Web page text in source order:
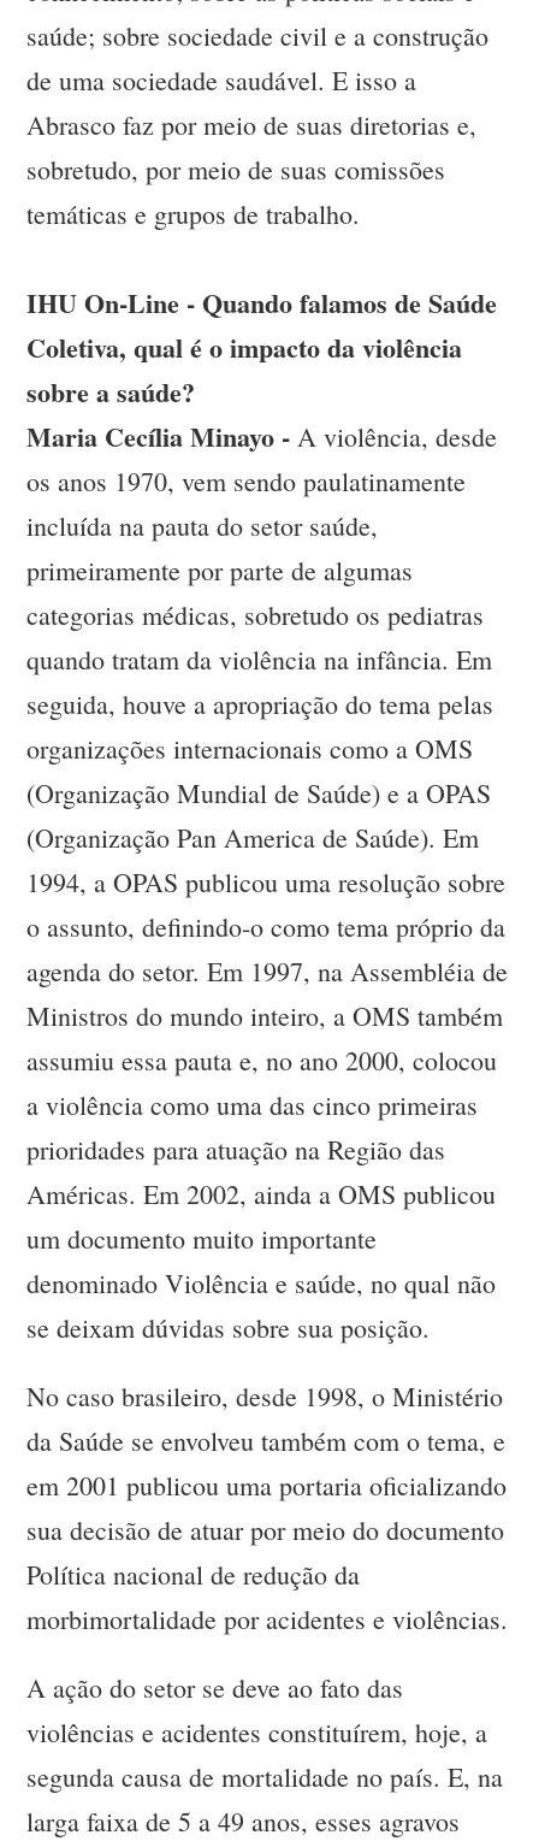
saúde; sobre sociedade civil e a construção
de uma sociedade saudável. E isso a
Abrasco faz por meio de suas diretorias e,
sobretudo, por meio de suas comissões
temáticas e grupos de trabalho.
IHU On-Line - Quando falamos de Saúde
Coletiva, qual é o impacto da violência
sobre a saúde?
Maria Cecília Minayo - A violência, desde
os anos 1970, vem sendo paulatinamente
incluída na pauta do setor saúde,
primeiramente por parte de algumas
categorias médicas, sobretudo os pediatras
quando tratam da violência na infância. Em
seguida, houve a apropriação do tema pelas
organizações internacionais como a OMS
(Organização Mundial de Saúde) e a OPAS
(Organização Pan America de Saúde). Em
1994, a OPAS publicou uma resolução sobre
o assunto, definindo-o como tema próprio da
agenda do setor. Em 1997, na Assembléia de
Ministros do mundo inteiro, a OMS também
assumiu essa pauta e, no ano 2000, colocou
a violência como uma das cinco primeiras
prioridades para atuação na Região das
Américas. Em 2002, ainda a OMS publicou
um documento muito importante
denominado Violência e saúde, no qual não
se deixam dúvidas sobre sua posição.
No caso brasileiro, desde 1998, o Ministério
da Saúde se envolveu também com o tema, e
em 2001 publicou uma portaria oficializando
sua decisão de atuar por meio do documento
Política nacional de redução da
morbimortalidade por acidentes e violências.
A ação do setor se deve ao fato das
violências e acidentes constituírem, hoje, a
segunda causa de mortalidade no país. E, na
larga faixa de 5 a 49 anos, esses agravos